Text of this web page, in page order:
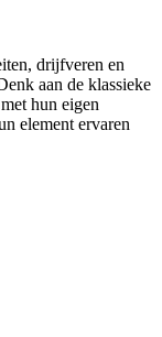
drijfveren en
aan de klassieke
hun eigen
element ervaren